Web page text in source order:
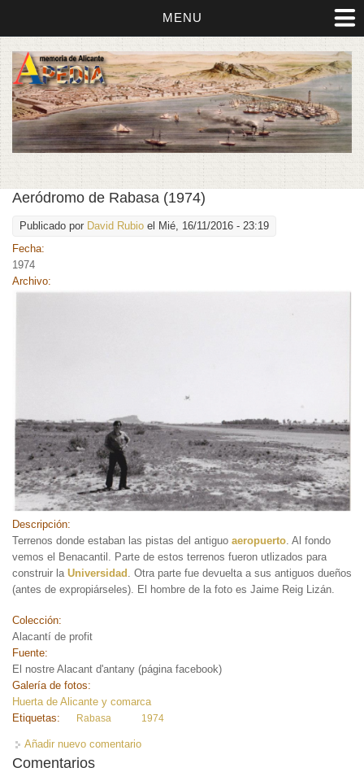
MENU
Aeródromo de Rabasa (1974)
Publicado por David Rubio el Mié, 16/11/2016 - 23:19
Fecha:
1974
Archivo:
Descripción:
Terrenos donde estaban las pistas del antiguo aeropuerto . Al fondo
vemos el Benacantil. Parte de estos terrenos fueron utlizados para
construir la Universidad
. Otra parte fue devuelta a sus antiguos dueños
(antes de expropiárseles). El hombre de la foto es Jaime Reig Lizán.
Colección:
Alacantí de profit
Fuente:
El nostre Alacant d'antany (página facebook)
Galería de fotos:
Huerta de Alicante y comarca
Etiquetas:
Rabasa 1974
Añadir nuevo comentario
Comentarios